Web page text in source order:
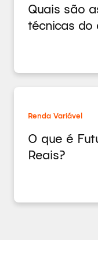
Quais são
técnicas do
Renda Variável
O que é
Reais?